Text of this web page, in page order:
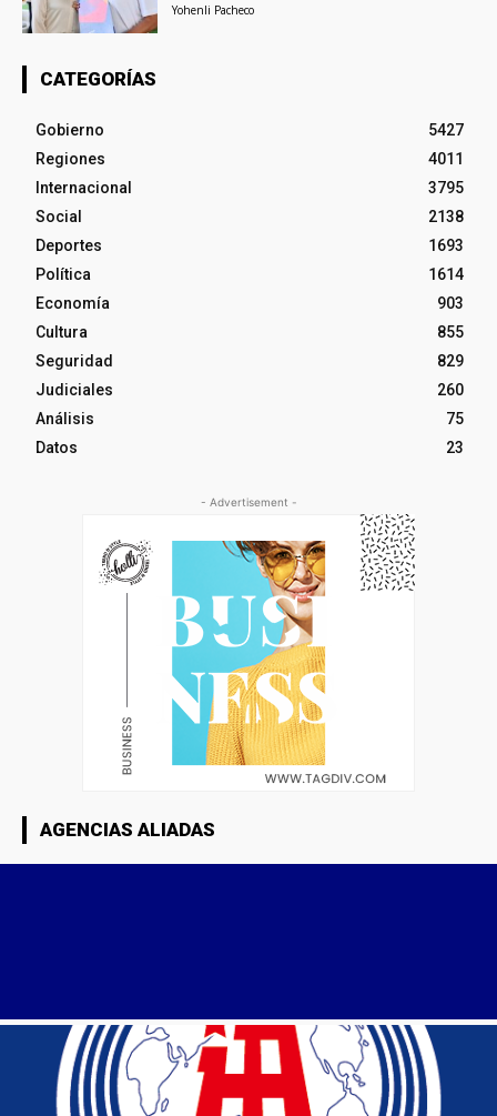
Yohenli Pacheco
CATEGORÍAS
Gobierno
5427
Regiones
4011
Internacional
3795
Social
2138
Deportes
1693
Política
1614
Economía
903
Cultura
855
Seguridad
829
Judiciales
260
Análisis
75
Datos
23
- Advertisement -
AGENCIAS ALIADAS